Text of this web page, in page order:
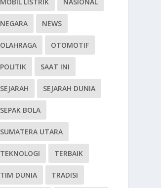
NEGARA NEWS
OLAHRAGA OTOMOTIF
POLITIK SAAT INI
SEJARAH SEJARAH DUNIA
SEPAK BOLA
SUMATERA UTARA
TEKNOLOGI TERBAIK
TIM DUNIA TRADISI